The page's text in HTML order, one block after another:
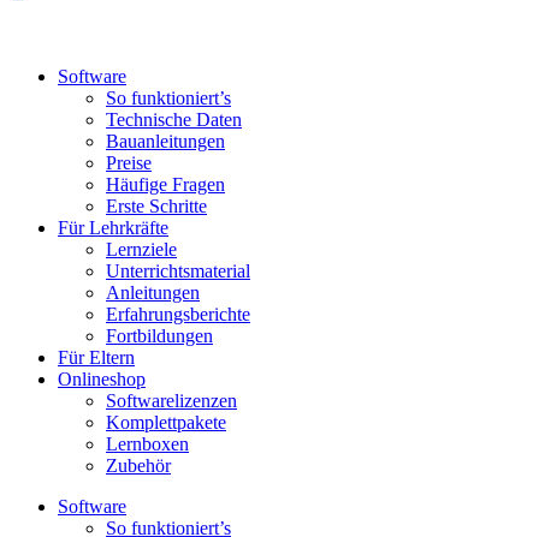
Software
So funktioniert’s
Technische Daten
Bauanleitungen
Preise
Häufige Fragen
Erste Schritte
Für Lehrkräfte
Lernziele
Unterrichtsmaterial
Anleitungen
Erfahrungsberichte
Fortbildungen
Für Eltern
Onlineshop
Softwarelizenzen
Komplettpakete
Lernboxen
Zubehör
Software
So funktioniert’s